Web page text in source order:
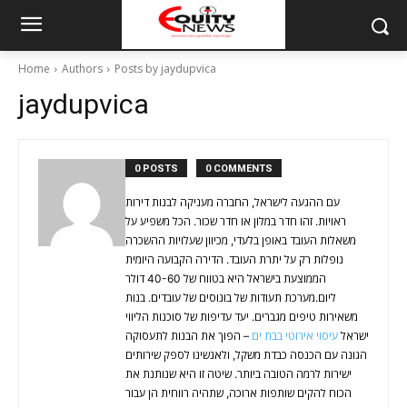
Home Authors Posts by jaydupvica
jaydupvica
0 POSTS 0 COMMENTS
עם ההגעה לישראל, החברה מעניקה לבנות דירות
ראויות. זהו חדר במלון או חדר שכור. הכל משפיע על
משאלות העובד באופן בלעדי, מכיוון שעלויות ההשכרה
נופלות רק על יתרת העובד. הדירה הקבועה היומית
הממוצעת בישראל היא בטווח של 40-60 דולר
ליום.מערכת תעודות של בונוסים של עובדים. בנות
משאירות טיפים מגברים. יעד עדיפות של סוכנות הליווי
ישראל עיסוי אירוטי בבת ים – הפוך את הבנות לתעסוקה
הגונה עם הכנסה כבדת משקל, ולאנשינו לספק שירותים
ישירות לרמה הטובה ביותר. שיטה זו היא שנותנת את
הכוח להקים שותפות ארוכה, שתהיה רווחית הן עבור